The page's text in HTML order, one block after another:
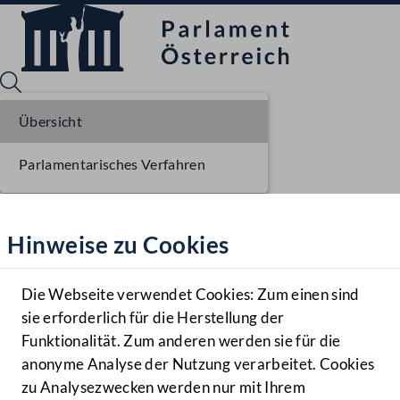
Hilfe
Benutzer
Navigationsmenü öffnen
MENÜ
Hinweise zu Cookies
Die Webseite verwendet Cookies: Zum einen sind
sie erforderlich für die Herstellung der
Funktionalität. Zum anderen werden sie für die
anonyme Analyse der Nutzung verarbeitet. Cookies
zu Analysezwecken werden nur mit Ihrem
Übersicht
Parlamentarisches Verfahren